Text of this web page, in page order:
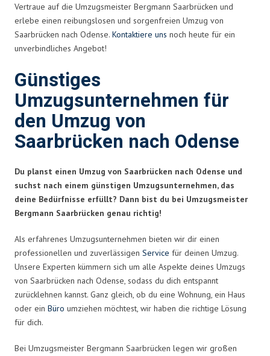
Vertraue auf die Umzugsmeister Bergmann Saarbrücken und
erlebe einen reibungslosen und sorgenfreien Umzug von
Saarbrücken nach Odense. Kontaktiere uns noch heute für ein
unverbindliches Angebot!
Günstiges
Umzugsunternehmen für
den Umzug von
Saarbrücken nach Odense
Du planst einen Umzug von Saarbrücken nach Odense und
suchst nach einem günstigen Umzugsunternehmen, das
deine Bedürfnisse erfüllt? Dann bist du bei Umzugsmeister
Bergmann Saarbrücken genau richtig!
Als erfahrenes Umzugsunternehmen bieten wir dir einen
professionellen und zuverlässigen Service für deinen Umzug.
Unsere Experten kümmern sich um alle Aspekte deines Umzugs
von Saarbrücken nach Odense, sodass du dich entspannt
zurücklehnen kannst. Ganz gleich, ob du eine Wohnung, ein Haus
oder ein Büro umziehen möchtest, wir haben die richtige Lösung
für dich.
Bei Umzugsmeister Bergmann Saarbrücken legen wir großen